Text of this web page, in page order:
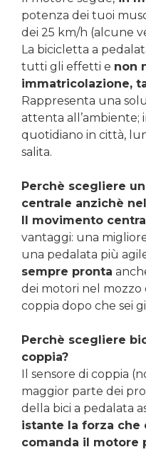
potenza dei tuoi
dei 25 km/h (alcune
La bicicletta a
tutti gli effetti e non
immatricolazione,
Rappresenta una
attenta all’ambiente;
quotidiano in città,
salita.
Perchè scegliere
centrale anzichè
Il movimento
vantaggi: una
una pedalata più
sempre pronta
dei motori nel mozzo
coppia dopo che sei
Perchè scegliere
coppia?
Il sensore di coppia
maggior parte dei
della bici a pedalata
istante la forza che
comanda il motore